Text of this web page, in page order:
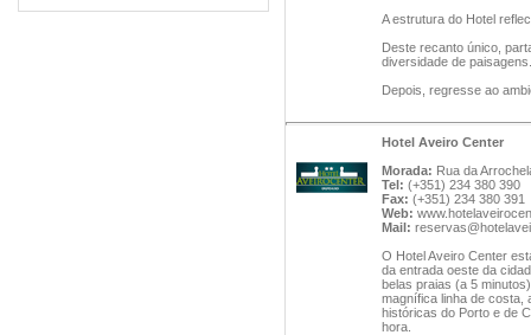
A estrutura do Hotel
Deste recanto único,
diversidade de paisagens.
Depois, regresse ao
Hotel Aveiro Center
Morada: Rua da
Tel: (+351) 234 380 390
Fax: (+351) 234 380 391
Web:
Mail:
O Hotel Aveiro Center
da entrada oeste da
belas praias (a 5
magnífica linha de costa,
históricas do Porto e de
hora.